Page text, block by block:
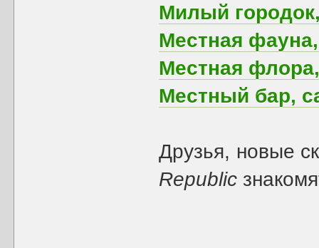
Милый
Местная
Местная
Местный бар,
Друзья, новые
Republic